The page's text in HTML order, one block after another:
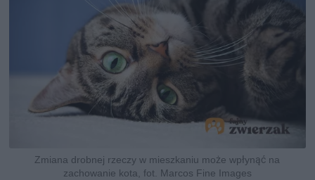
Zmiana drobnej rzeczy w mieszkaniu może wpłynąć na
zachowanie kota, fot. Marcos Fine Images